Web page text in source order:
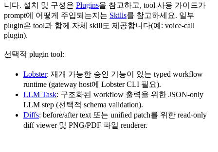
니다. 설치 및 구성은 Plugins을 참고하고, tool 사용 가이드가
prompt에 어떻게 주입되는지는 Skills를 참고하세요. 일부
plugin은 tool과 함께 자체 skill도 제공합니다(예: voice-call
plugin).
선택적 plugin tool:
Lobster: 재개 가능한 승인 기능이 있는 typed workflow
runtime (gateway host에 Lobster CLI 필요).
LLM Task: 구조화된 workflow 출력을 위한 JSON-only
LLM step (선택적 schema validation).
Diffs: before/after text 또는 unified patch를 위한 read-only
diff viewer 및 PNG/PDF 파일 renderer.